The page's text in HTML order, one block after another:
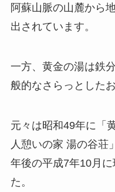
阿蘇山脈の山麓から
出されています。
一方、黄金の湯は鉄
般的なさらっとした
元々は昭和49年に「
人憩いの家 湯の谷荘
年後の平成7年10月
た。